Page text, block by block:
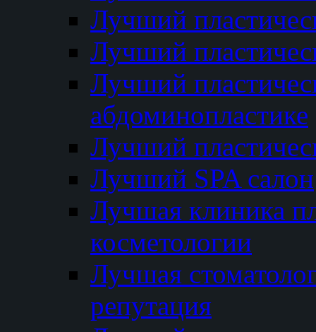
Лучший
Лучший
Лучший
абдоминопластике
Лучший
Лучший SPA салон
Лучшая клиника
косметологии
Лучшая
репутация